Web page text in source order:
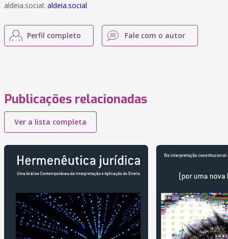
aldeia.social: aldeia.social
Perfil completo Fale com o autor
Publicações relacionadas
Ver a lista completa